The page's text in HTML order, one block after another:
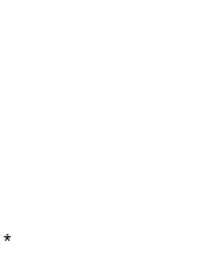
*Erforderlich